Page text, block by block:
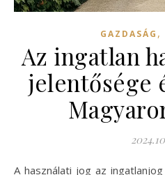
GAZDASÁG ,
Az ingatlan
jelentősége
A használati jog az ingatlanjog egyik meghatározó eleme,